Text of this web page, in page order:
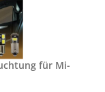
für Mi­